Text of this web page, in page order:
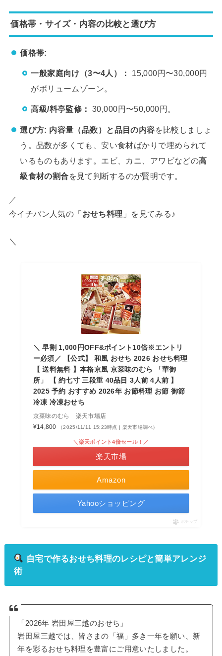
価格帯・サイズ・内容の比較と選び方
価格帯:
一般家庭向け（3〜4人）：
15,000円〜30,000円
がボリュームゾーン。
高級/料亭監修： 30,000円〜50,000円。
選び方: 内容量（品数）と品目の内容を比較しましょ
う。品数が多くても、安い食材ばかりで埋められて
いるものもあります。エビ、カニ、アワビなどの高
級食材の割合を見て判断するのが賢明です。
／
今イチバン人気の「おせち料理 」を見てみる♪
＼
＼ 早割 1,000円OFF&ポイント10倍※エントリ
ー必須／ 【公式】 和風 おせち 2026 おせち料理
【 送料無料 】本格京風 京菜味のむら 「華御
所」 【 約七寸 三段重 40品目 3人前 4人前 】
2025 予約 おすすめ 2026年 お節料理 お節 御節
冷凍 冷凍おせち
京菜味のむら 楽天市場店
¥14,800
（2025/11/11 15:23時点 | 楽天市場調べ）
Amazon
＼楽天ポイント4倍セール！／
楽天市場
Yahooショッピング
ポチップ
自宅で作るおせち料理のレシピと簡単アレンジ
術
「2026年 岩田屋三越のおせち」
岩田屋三越では、皆さまの「福」多き一年を願い、新
年を彩るおせち料理を豊富にご用意いたしました。